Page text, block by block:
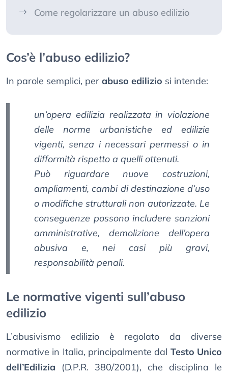
Come regolarizzare un abuso edilizio
Cos’è l’abuso edilizio?
In parole semplici, per abuso edilizio si intende:
un’opera edilizia realizzata in violazione
delle norme urbanistiche ed edilizie
vigenti, senza i necessari permessi o in
difformità rispetto a quelli ottenuti.
Può riguardare nuove costruzioni,
ampliamenti, cambi di destinazione d’uso
o modifiche strutturali non autorizzate. Le
conseguenze possono includere sanzioni
amministrative, demolizione dell’opera
abusiva e, nei casi più gravi,
responsabilità penali.
Le normative vigenti sull’abuso
edilizio
L’abusivismo edilizio è regolato da diverse
normative in Italia, principalmente dal Testo Unico
dell’Edilizia (D.P.R. 380/2001), che disciplina le